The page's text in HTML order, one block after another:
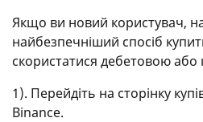
Якщо ви новий користувач,
найбезпечніший спосіб
скористатися дебетовою
1). Перейдіть на сторінку
Binance.